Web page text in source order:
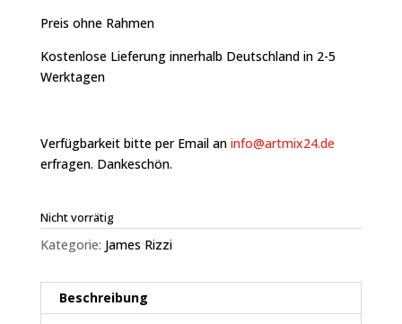
Preis ohne Rahmen
Kostenlose Lieferung innerhalb Deutschland in 2-5
Werktagen
Verfügbarkeit bitte per Email an info@artmix24.de
erfragen. Dankeschön.
Nicht vorrätig
Kategorie: James Rizzi
Beschreibung